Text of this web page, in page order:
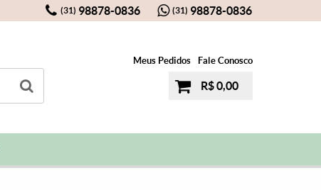
(31) 98878-0836 (31) 98878-0836
Meus Pedidos Fale Conosco
R$ 0,00